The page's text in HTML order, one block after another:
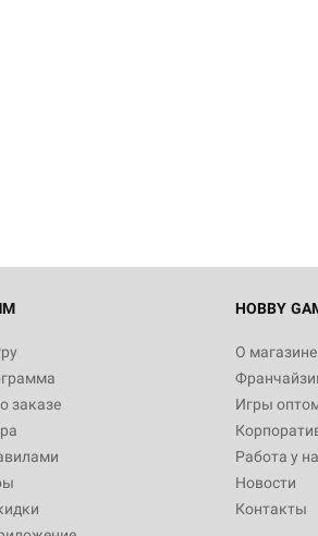
заказе
HOBBY
О магазине
Игры
Работа у
Новости
Контакты
Белая
12 990
3 490